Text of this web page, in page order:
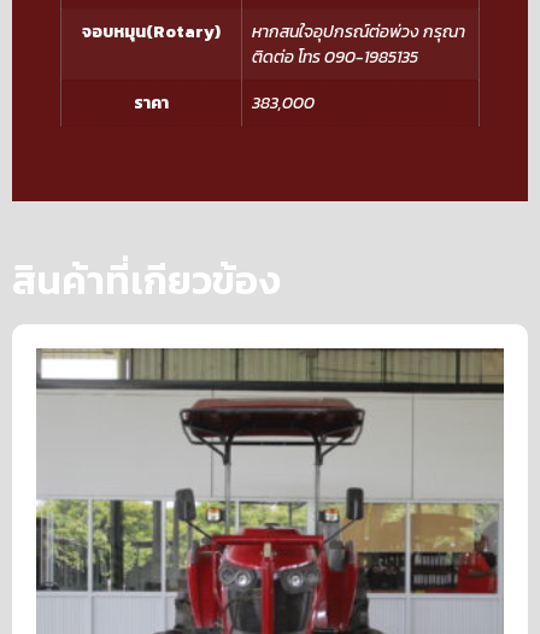
จอบหมุน(Rotary)
หากสนใจอุปกรณ์ต่อพ่วง กรุณา
ติดต่อ โทร 090-1985135
ราคา
383,000
สินค้าที่เกียวข้อง